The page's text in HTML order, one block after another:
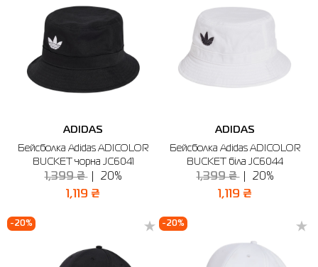
ADIDAS
Бейсболка Adidas ADICOLOR
BUCKET чорна JC6041
1,399 ₴ 20%
1,119 ₴
ADIDAS
Бейсболка Adidas ADICOLOR
BUCKET біла JC6044
1,399 ₴ 20%
1,119 ₴
-20% -20%